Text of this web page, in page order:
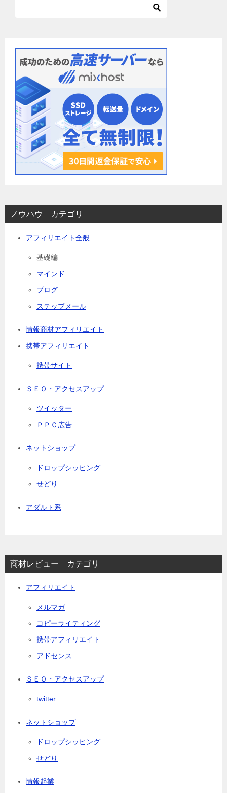
ノウハウ カテゴリ
アフィリエイト全般
基礎編
マインド
ブログ
ステップメール
情報商材アフィリエイト
携帯アフィリエイト
携帯サイト
ＳＥＯ・アクセスアップ
ツイッター
ＰＰＣ広告
ネットショップ
ドロップシッピング
せどり
アダルト系
商材レビュー カテゴリ
アフィリエイト
メルマガ
コピーライティング
携帯アフィリエイト
アドセンス
ＳＥＯ・アクセスアップ
twitter
ネットショップ
ドロップシッピング
せどり
情報起業